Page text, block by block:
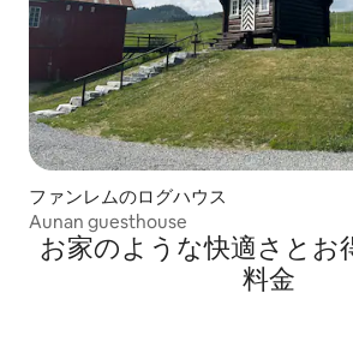
ファンレムのログハウス
Aunan guesthouse
お家のような快⁠適⁠さ⁠とお⁠
料⁠金